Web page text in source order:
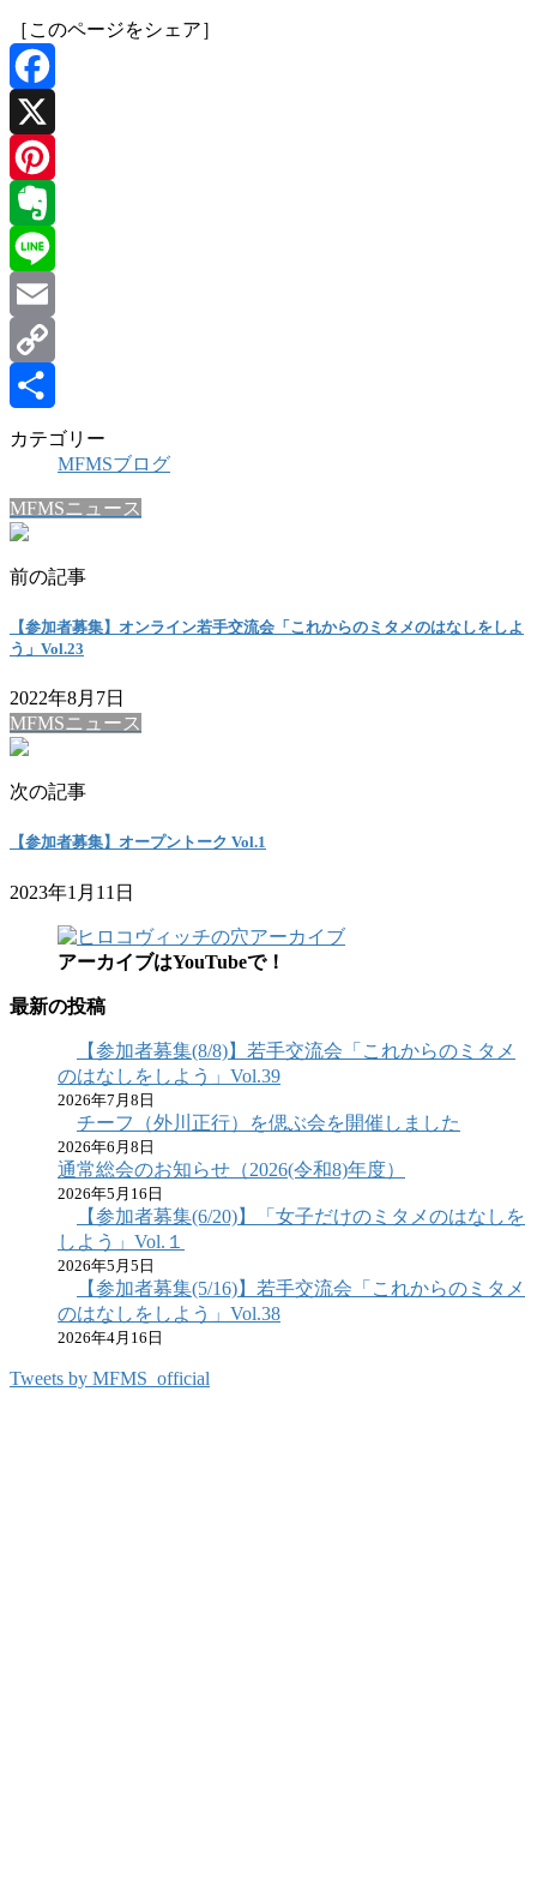
［このページをシェア］
Facebook
X
Pinterest
Evernote
Line
Email
Copy
Link
共
カテゴリー
MFMSブログ
MFMSニュース
前の記事
【参加者募集】オンライン若手交流会「これからのミタメのはなしをしよ
う」Vol.23
2022年8月7日
MFMSニュース
次の記事
【参加者募集】オープントーク Vol.1
2023年1月11日
アーカイブはYouTubeで！
最新の投稿
【参加者募集(8/8)】若手交流会「これからのミタメ
のはなしをしよう」Vol.39
2026年7月8日
チーフ（外川正行）を偲ぶ会を開催しました
2026年6月8日
通常総会のお知らせ（2026(令和8)年度）
2026年5月16日
【参加者募集(6/20)】「女子だけのミタメのはなしを
しよう」Vol.１
2026年5月5日
【参加者募集(5/16)】若手交流会「これからのミタメ
のはなしをしよう」Vol.38
2026年4月16日
Tweets by MFMS_official